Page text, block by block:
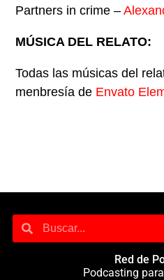
Partners in crime –
MÚSICA DEL RELATO:
Todas las músicas del
menbresía de Envato
Red de
Podcasting